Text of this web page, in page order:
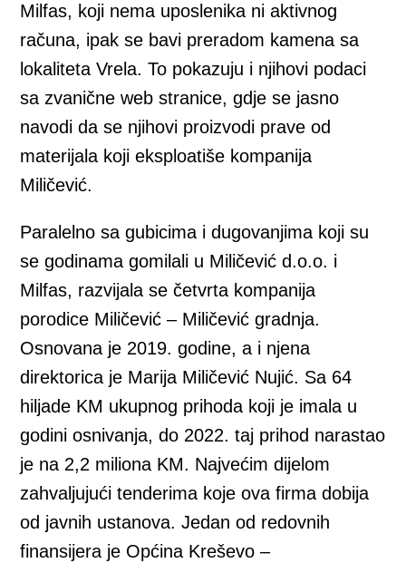
Milfas, koji nema uposlenika ni aktivnog
računa, ipak se bavi preradom kamena sa
lokaliteta Vrela. To pokazuju i njihovi podaci
sa zvanične web stranice, gdje se jasno
navodi da se njihovi proizvodi prave od
materijala koji eksploatiše kompanija
Miličević.
Paralelno sa gubicima i dugovanjima koji su
se godinama gomilali u Miličević d.o.o. i
Milfas, razvijala se četvrta kompanija
porodice Miličević – Miličević gradnja.
Osnovana je 2019. godine, a i njena
direktorica je Marija Miličević Nujić. Sa 64
hiljade KM ukupnog prihoda koji je imala u
godini osnivanja, do 2022. taj prihod narastao
je na 2,2 miliona KM. Najvećim dijelom
zahvaljujući tenderima koje ova firma dobija
od javnih ustanova. Jedan od redovnih
finansijera je Općina Kreševo –